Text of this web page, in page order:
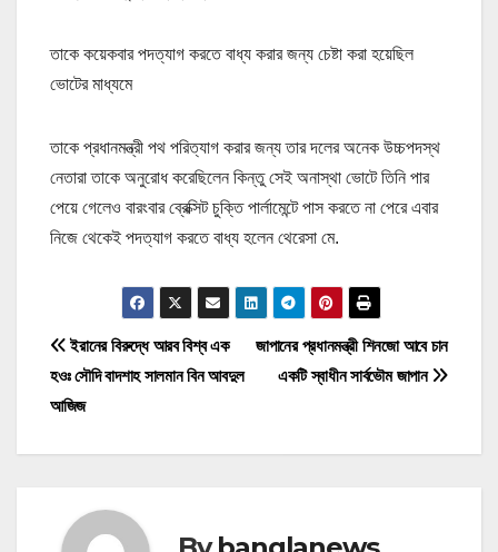
তাকে কয়েকবার পদত্যাগ করতে বাধ্য করার জন্য চেষ্টা করা হয়েছিল
ভোটের মাধ্যমে
তাকে প্রধানমন্ত্রী পথ পরিত্যাগ করার জন্য তার দলের অনেক উচ্চপদস্থ
নেতারা তাকে অনুরোধ করেছিলেন কিন্তু সেই অনাস্থা ভোটে তিনি পার
পেয়ে গেলেও বারংবার ব্রেক্সিট চুক্তি পার্লামেন্টে পাস করতে না পেরে এবার
নিজে থেকেই পদত্যাগ করতে বাধ্য হলেন থেরেসা মে.
P
o
s
n
জাপানের প্রধানমন্ত্রী শিনজো আবে চান
একটি স্বাধীন সার্বভৌম জাপান
ইরানের বিরুদ্ধে আরব বিশ্ব এক
হওঃ সৌদি বাদশাহ সালমান বিন আবদুল
আজিজ